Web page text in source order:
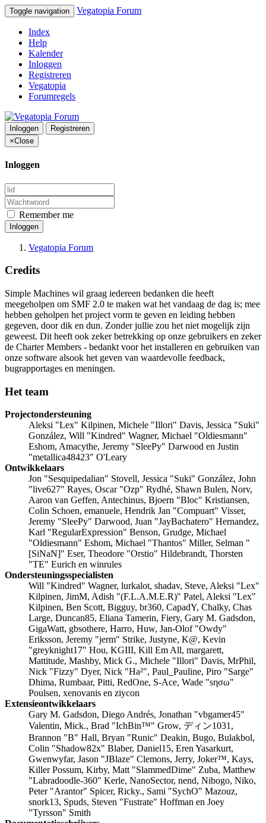
Toggle navigation Vegatopia Forum
Index
Help
Kalender
Inloggen
Registreren
Vegatopia
Forumregels
Inloggen
Registreren
×Close
Inloggen
Remember me
Inloggen
Vegatopia Forum
Credits
Simple Machines wil graag iedereen bedanken die heeft
meegeholpen om SMF 2.0 te maken wat het vandaag de dag is; mee
hebben geholpen het project vorm te geven en leiding hebben
gegeven, door dik en dun. Zonder jullie zou het niet mogelijk zijn
geweest. Dit heeft ook zeker betrekking op onze gebruikers en zeker
de Charter Members - bedankt voor het installeren en gebruiken van
onze software alsook het geven van waardevolle feedback,
bugrapportages en meningen.
Het team
Projectondersteuning
Aleksi "Lex" Kilpinen, Michele "Illori" Davis, Jessica "Suki"
González, Will "Kindred" Wagner, Michael "Oldiesmann"
Eshom, Amacythe, Jeremy "SleePy" Darwood en Justin
"metallica48423" O'Leary
Ontwikkelaars
Jon "Sesquipedalian" Stovell, Jessica "Suki" González, John
"live627" Rayes, Oscar "Ozp" Rydhé, Shawn Bulen, Norv,
Aaron van Geffen, Antechinus, Bjoern "Bloc" Kristiansen,
Colin Schoen, emanuele, Hendrik Jan "Compuart" Visser,
Jeremy "SleePy" Darwood, Juan "JayBachatero" Hernandez,
Karl "RegularExpression" Benson, Grudge, Michael
"Oldiesmann" Eshom, Michael "Thantos" Miller, Selman "
[SiNaN]" Eser, Theodore "Orstio" Hildebrandt, Thorsten
"TE" Eurich en winrules
Ondersteuningsspecialisten
Will "Kindred" Wagner, lurkalot, shadav, Steve, Aleksi "Lex"
Kilpinen, JimM, Adish "(F.L.A.M.E.R)" Patel, Aleksi "Lex"
Kilpinen, Ben Scott, Bigguy, br360, CapadY, Chalky, Chas
Large, Duncan85, Eliana Tamerin, Fiery, Gary M. Gadsdon,
GigaWatt, gbsothere, Harro, Huw, Jan-Olof "Owdy"
Eriksson, Jeremy "jerm" Strike, Justyne, K@, Kevin
"greyknight17" Hou, KGIII, Kill Em All, margarett,
Mattitude, Mashby, Mick G., Michele "Illori" Davis, MrPhil,
Nick "Fizzy" Dyer, Nick "Ha²", Paul_Pauline, Piro "Sarge"
Dhima, Rumbaar, Pitti, RedOne, S-Ace, Wade "sησω"
Poulsen, xenovanis en ziycon
Extensieontwikkelaars
Gary M. Gadsdon, Diego Andrés, Jonathan "vbgamer45"
Valentin, Mick., Brad "IchBin™" Grow, ディン1031,
Brannon "B" Hall, Bryan "Runic" Deakin, Bugo, Bulakbol,
Colin "Shadow82x" Blaber, Daniel15, Eren Yasarkurt,
Gwenwyfar, Jason "JBlaze" Clemons, Jerry, Joker™, Kays,
Killer Possum, Kirby, Matt "SlammedDime" Zuba, Matthew
"Labradoodle-360" Kerle, NanoSector, nend, Nibogo, Niko,
Peter "Arantor" Spicer, Ricky., Sami "SychO" Mazouz,
snork13, Spuds, Steven "Fustrate" Hoffman en Joey
"Tyrsson" Smith